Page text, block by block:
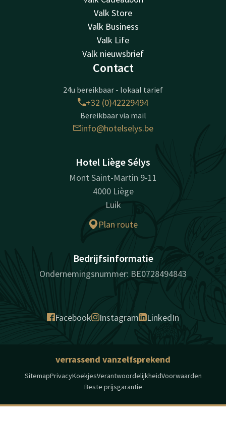
Valk Store
Valk Business
Valk Life
Valk nieuwsbrief
Contact
24u bereikbaar - lokaal tarief
+32 (0)42229494
Bereikbaar via mail
info@hotelselys.be
Hotel Liège Sélys
Mont Saint-Martin 9-11
4000 Liège
Luik
Plan route
Bedrijfsinformatie
Ondernemingsnummer: BE0728494843
Facebook Instagram LinkedIn
verrassend vanzelfsprekend
SitemapPrivacyKoekjesVerantwoordelijkheidVoorwaarden
Beste prijsgarantie